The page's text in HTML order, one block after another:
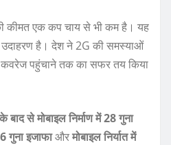
कीमत एक कप चाय से भी कम है। यह
है। देश ने 2G की समस्याओं
पहुंचाने तक का सफर तय किया
से मोबाइल निर्माण में 28 गुना
गुना इजाफाऔरमोबाइल निर्यात में